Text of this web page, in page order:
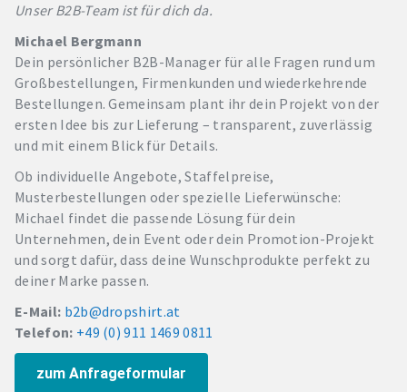
Unser B2B-Team ist für dich da.
Michael Bergmann
Dein persönlicher B2B-Manager für alle Fragen rund um
Großbestellungen, Firmenkunden und wiederkehrende
Bestellungen. Gemeinsam plant ihr dein Projekt von der
ersten Idee bis zur Lieferung – transparent, zuverlässig
und mit einem Blick für Details.
Ob individuelle Angebote, Staffelpreise,
Musterbestellungen oder spezielle Lieferwünsche:
Michael findet die passende Lösung für dein
Unternehmen, dein Event oder dein Promotion-Projekt
und sorgt dafür, dass deine Wunschprodukte perfekt zu
deiner Marke passen.
E-Mail: b2b@dropshirt.at
Telefon: +49 (0) 911 1469 0811
zum Anfrageformular